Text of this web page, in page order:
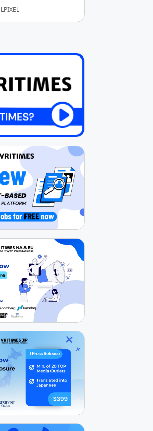
Diagnosis Berbasis
Pencitraan Medis
“EIRL” di ASEAN
LPIXEL